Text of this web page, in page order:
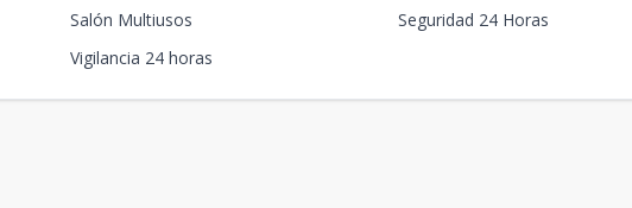
Salón Multiusos
Seguridad 24 Horas
Vigilancia 24 horas